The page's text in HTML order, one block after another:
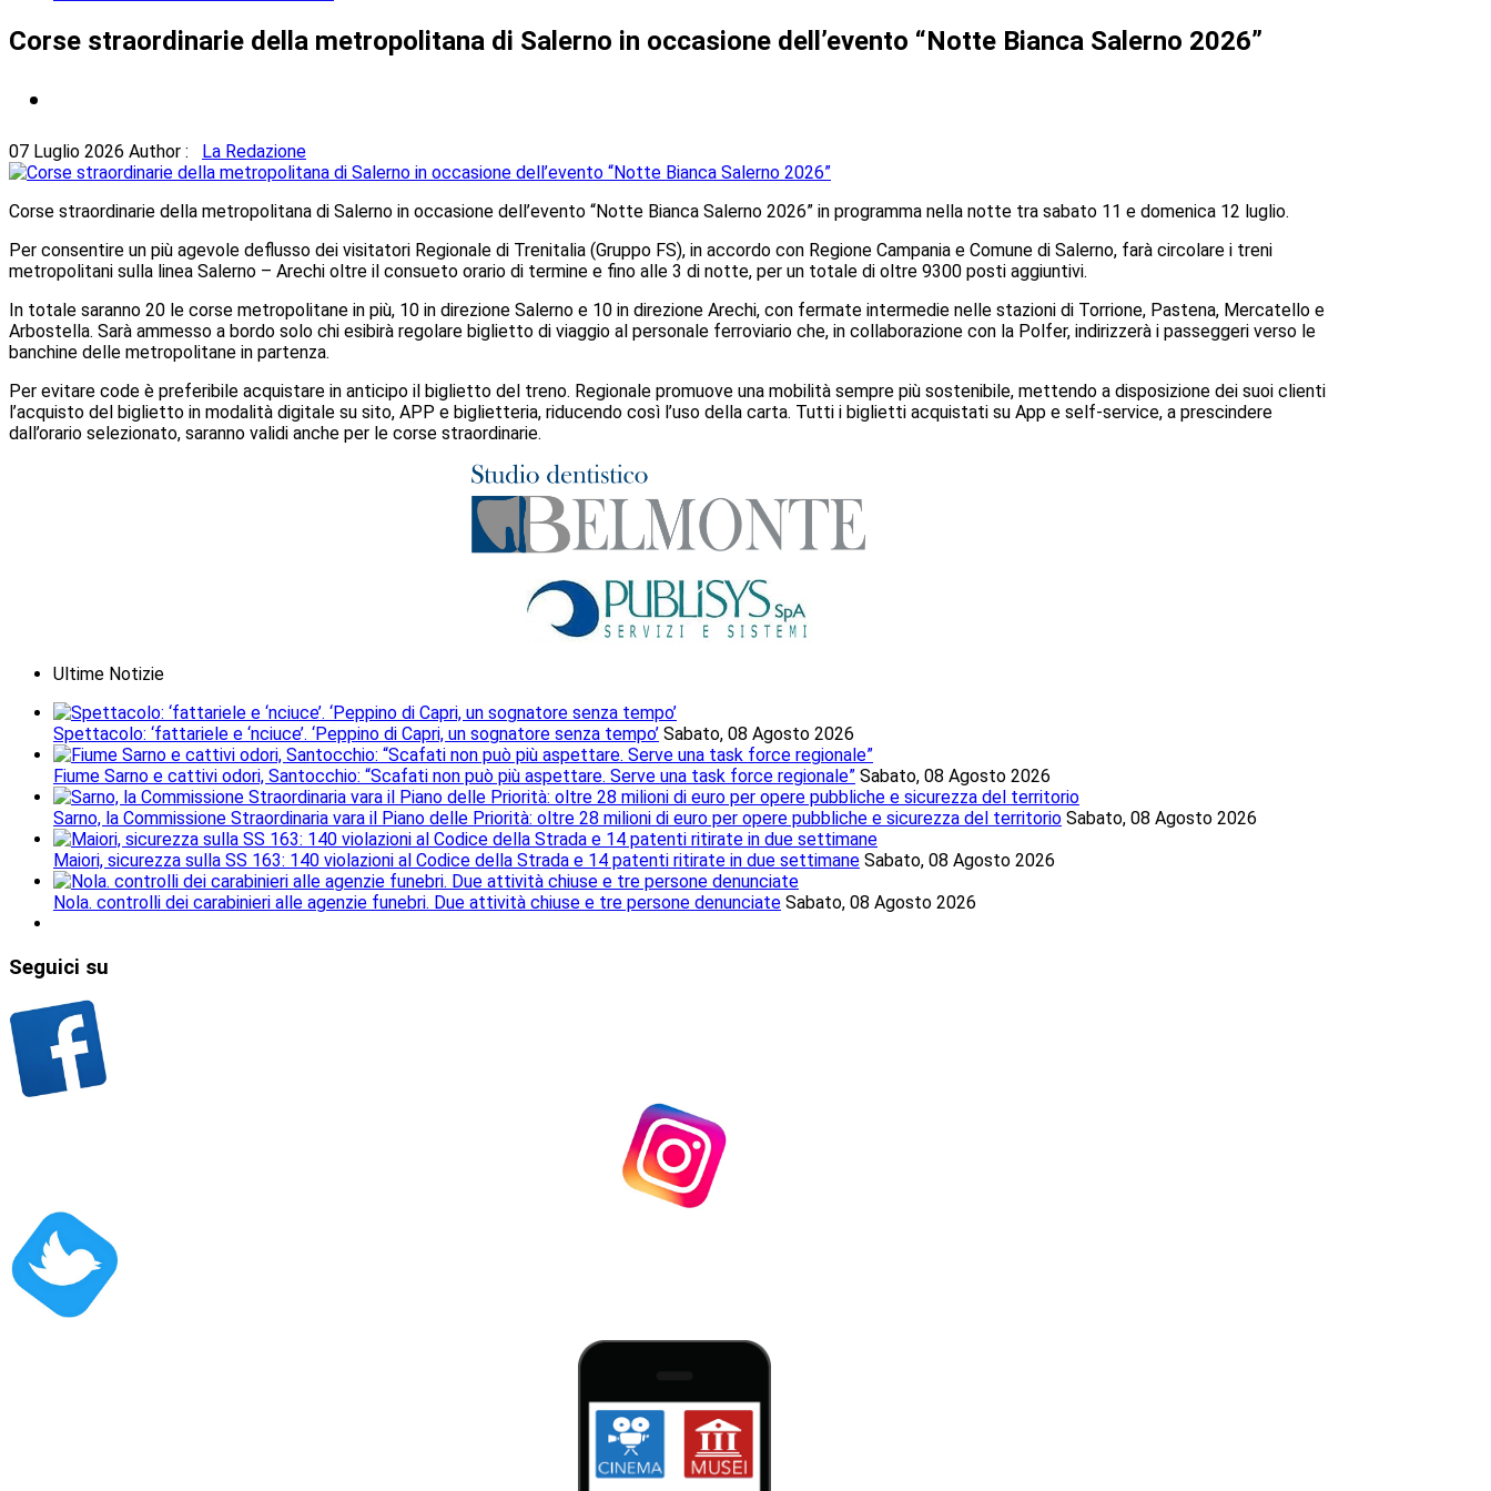
Corse straordinarie della metropolitana di Salerno in occasione dell’evento “Notte Bianca Salerno 2026”
07 Luglio 2026 Author : La Redazione
Corse straordinarie della metropolitana di Salerno in occasione dell’evento “Notte Bianca Salerno 2026” in programma nella notte tra sabato 11 e domenica 12 luglio.
Per consentire un più agevole deflusso dei visitatori Regionale di Trenitalia (Gruppo FS), in accordo con Regione Campania e Comune di Salerno, farà circolare i treni
metropolitani sulla linea Salerno – Arechi oltre il consueto orario di termine e fino alle 3 di notte, per un totale di oltre 9300 posti aggiuntivi.
In totale saranno 20 le corse metropolitane in più, 10 in direzione Salerno e 10 in direzione Arechi, con fermate intermedie nelle stazioni di Torrione, Pastena, Mercatello e
Arbostella. Sarà ammesso a bordo solo chi esibirà regolare biglietto di viaggio al personale ferroviario che, in collaborazione con la Polfer, indirizzerà i passeggeri verso le
banchine delle metropolitane in partenza.
Per evitare code è preferibile acquistare in anticipo il biglietto del treno. Regionale promuove una mobilità sempre più sostenibile, mettendo a disposizione dei suoi clienti
l’acquisto del biglietto in modalità digitale su sito, APP e biglietteria, riducendo così l’uso della carta. Tutti i biglietti acquistati su App e self-service, a prescindere
dall’orario selezionato, saranno validi anche per le corse straordinarie.
Ultime Notizie
Spettacolo: ‘fattariele e ‘nciuce’. ‘Peppino di Capri, un sognatore senza tempo’ Sabato, 08 Agosto 2026
Fiume Sarno e cattivi odori, Santocchio: “Scafati non può più aspettare. Serve una task force regionale” Sabato, 08 Agosto 2026
Sarno, la Commissione Straordinaria vara il Piano delle Priorità: oltre 28 milioni di euro per opere pubbliche e sicurezza del territorio Sabato, 08 Agosto 2026
Maiori, sicurezza sulla SS 163: 140 violazioni al Codice della Strada e 14 patenti ritirate in due settimane Sabato, 08 Agosto 2026
Nola. controlli dei carabinieri alle agenzie funebri. Due attività chiuse e tre persone denunciate Sabato, 08 Agosto 2026
Seguici su